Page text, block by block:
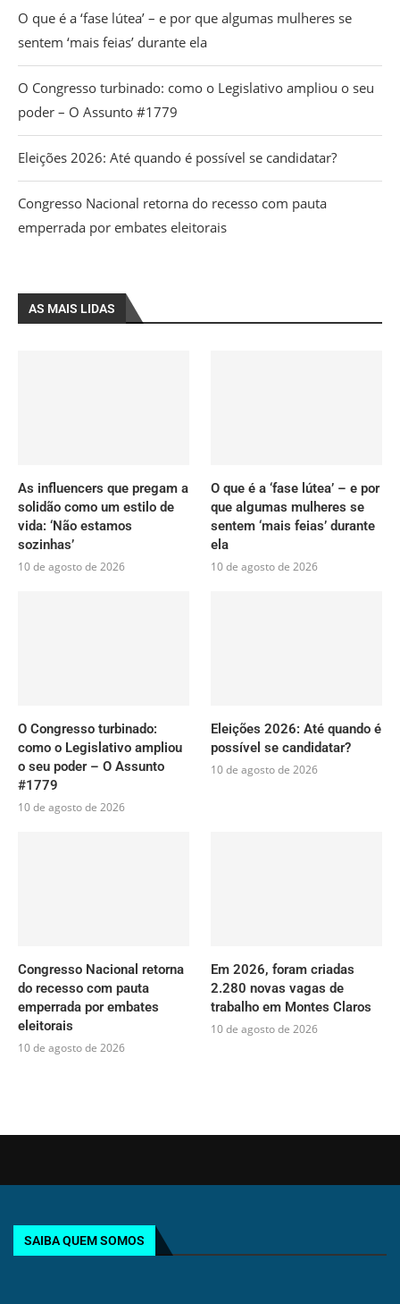
O que é a ‘fase lútea’ – e por que algumas mulheres se
sentem ‘mais feias’ durante ela
O Congresso turbinado: como o Legislativo ampliou o seu
poder – O Assunto #1779
Eleições 2026: Até quando é possível se candidatar?
Congresso Nacional retorna do recesso com pauta
emperrada por embates eleitorais
AS MAIS LIDAS
As influencers que pregam a
solidão como um estilo de
vida: ‘Não estamos
sozinhas’
10 de agosto de 2026
O que é a ‘fase lútea’ – e por
que algumas mulheres se
sentem ‘mais feias’ durante
ela
10 de agosto de 2026
O Congresso turbinado:
como o Legislativo ampliou
o seu poder – O Assunto
#1779
10 de agosto de 2026
Eleições 2026: Até quando é
possível se candidatar?
10 de agosto de 2026
Congresso Nacional retorna
do recesso com pauta
emperrada por embates
eleitorais
10 de agosto de 2026
Em 2026, foram criadas
2.280 novas vagas de
trabalho em Montes Claros
10 de agosto de 2026
SAIBA QUEM SOMOS